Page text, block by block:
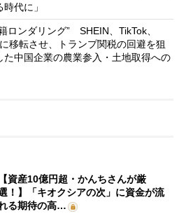
代に」
ロンダリング” SHEIN、TikTok、
移転させ、トランプ関税の回避を狙
中国企業の農業参入・土地取得への
【資産10億円超・かんちさんが厳
！】「キオクシアの次」に資金が流
る期待の高…